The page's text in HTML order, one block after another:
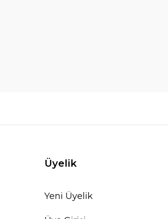
Üyelik
Yeni Üyelik